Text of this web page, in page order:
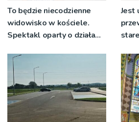
To będzie niecodzienne
widowisko w kościele.
Spektakl oparty o działa
Jest